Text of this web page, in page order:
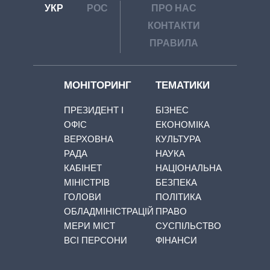
УКР РОС
ПРО НАС
КОНТАКТИ
ПРАВИЛА
МОНІТОРИНГ
ПРЕЗИДЕНТ І
ОФІС
ВЕРХОВНА
РАДА
КАБІНЕТ
МІНІСТРІВ
ГОЛОВИ
ОБЛАДМІНІСТРАЦІЙ
МЕРИ МІСТ
ВСІ ПЕРСОНИ
ТЕМАТИКИ
БІЗНЕС
ЕКОНОМІКА
КУЛЬТУРА
НАУКА
НАЦІОНАЛЬНА
БЕЗПЕКА
ПОЛІТИКА
ПРАВО
СУСПІЛЬСТВО
ФІНАНСИ